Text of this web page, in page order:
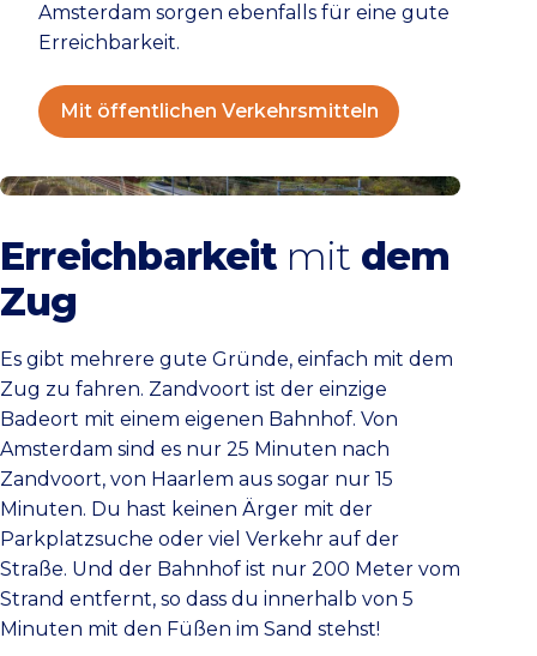
Amsterdam sorgen ebenfalls für eine gute
Erreichbarkeit.
Mit öffentlichen Verkehrsmitteln
Mit dem Zug
Erreichbarkeit mit dem
Zug
Es gibt mehrere gute Gründe, einfach mit dem
Zug zu fahren. Zandvoort ist der einzige
Badeort mit einem eigenen Bahnhof. Von
Amsterdam sind es nur 25 Minuten nach
Zandvoort, von Haarlem aus sogar nur 15
Minuten. Du hast keinen Ärger mit der
Parkplatzsuche oder viel Verkehr auf der
Straße. Und der Bahnhof ist nur 200 Meter vom
Strand entfernt, so dass du innerhalb von 5
Minuten mit den Füßen im Sand stehst!